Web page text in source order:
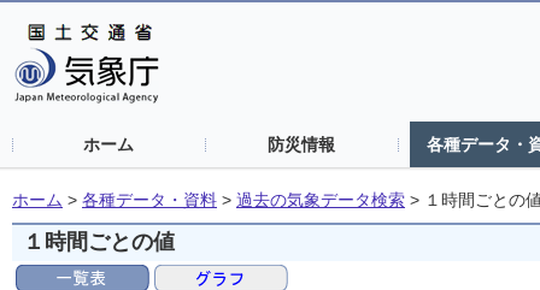
ホーム 防災情報 各種データ・
ホーム > 各種データ・資料 > 過去の気象データ検索 > １時間ごとの
１時間ごとの値